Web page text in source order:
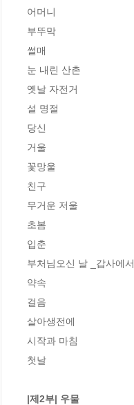
어머니
부뚜막
썰매
눈 내린 산촌
옛날 자전거
설 명절
당신
거울
꽃망울
친구
무거운 저울
초봄
입춘
부처님오신 날 _갑사에서
약속
걸음
살아생전에
시작과 마침
첫날
|제2부| 우물